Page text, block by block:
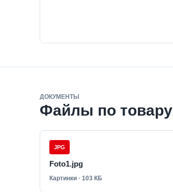
ДОКУМЕНТЫ
Файлы по товару
JPG
Foto1.jpg
Картинки · 103 КБ